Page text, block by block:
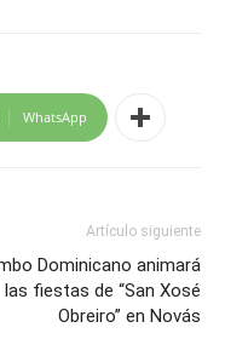
WhatsApp
Artículo siguiente
Dominicano animará
las fiestas de “San Xosé
Obreiro” en Novás